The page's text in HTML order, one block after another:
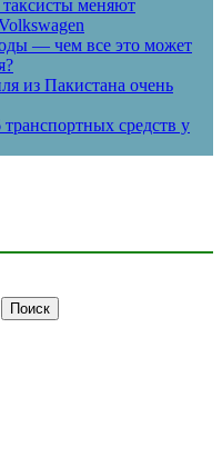
меняют
— чем все это может
из Пакистана очень
средств у